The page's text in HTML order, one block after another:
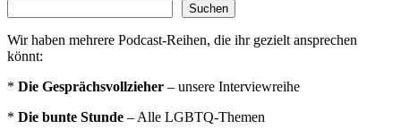
Suchen
Wir haben mehrere Podcast-Reihen, die ihr gezielt ansprechen
könnt:
* Die Gesprächsvollzieher – unsere Interviewreihe
* Die bunte Stunde – Alle LGBTQ-Themen